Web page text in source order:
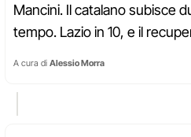
Mancini. Il catalano subisce
tempo. Lazio in 10, e il
A cura di Alessio Morra